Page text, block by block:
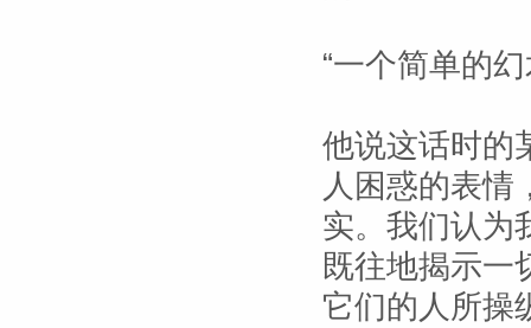
“一个简单的
他说这话时的
人困惑的表情
实。我们认为
既往地揭示一
它们的人所操